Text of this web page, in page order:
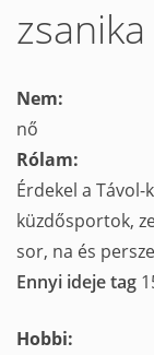
zsanika
Nem:
nő
Rólam:
Érdekel a
küzdősportok,
sor, na és
Ennyi ideje tag
Hobbi: